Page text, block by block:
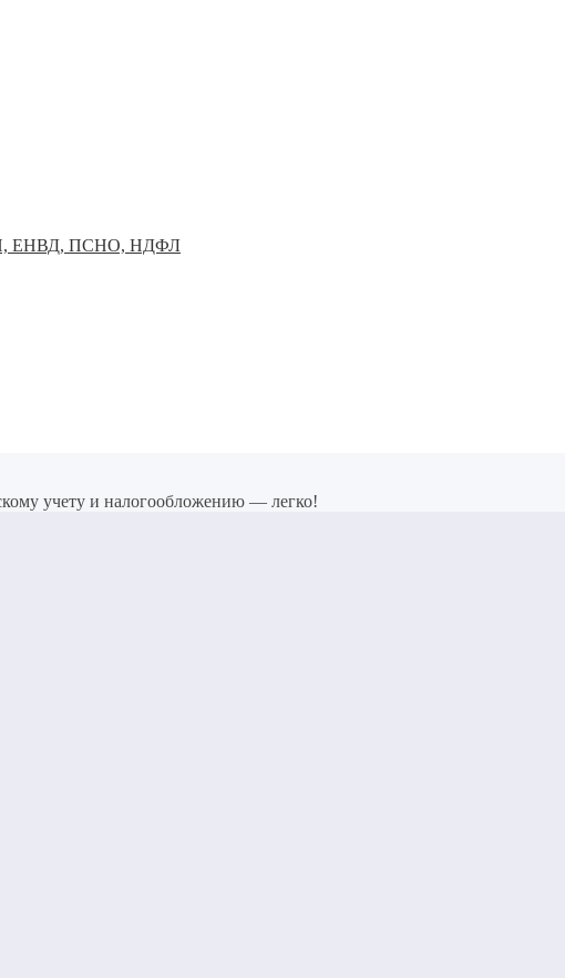
ЕНВД, ПСНО, НДФЛ
учету и налогообложению — легко!